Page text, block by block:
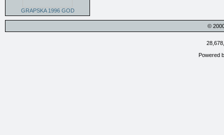
GRAPSKA 1996 GOD
©
Powered